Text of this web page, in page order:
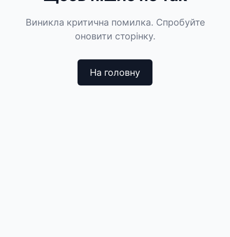
Виникла критична помилка. Спробуйте
оновити сторінку.
На головну